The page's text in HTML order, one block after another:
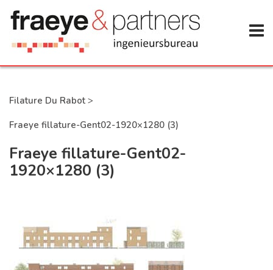
Filature Du Rabot >
Fraeye fillature-Gent02-1920×1280 (3)
Fraeye fillature-Gent02-
1920×1280 (3)